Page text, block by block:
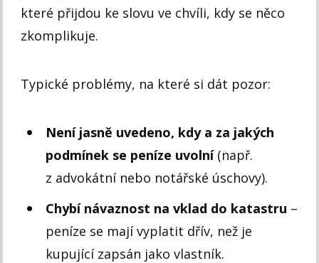
které přijdou ke slovu ve chvíli, kdy se něco
zkomplikuje.
Typické problémy, na které si dát pozor:
Není jasně uvedeno, kdy a za jakých
podmínek se peníze uvolní(např.
z advokátní nebo notářské úschovy).
Chybí návaznost na vklad do katastru –
peníze se mají vyplatit dřív, než je
kupující zapsán jako vlastník.